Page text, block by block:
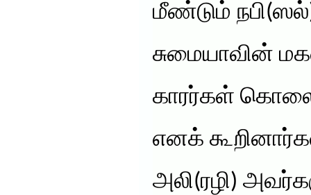
மீண்டும்
சுமையாவின்
காரர்கள்
எனக்
அலி(ரழி)